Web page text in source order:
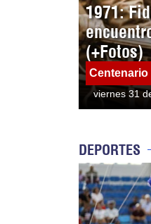
1971:
(+Fotos)
Centenario
viernes 31
DEPORTES